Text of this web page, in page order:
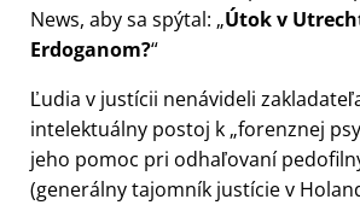
News, aby sa spýtal: Útok v
Erdoganom?
Ľudia v justícii nenávideli
intelektuálny postoj k forenznej
jeho pomoc pri odhaľovaní
(generálny tajomník justície v